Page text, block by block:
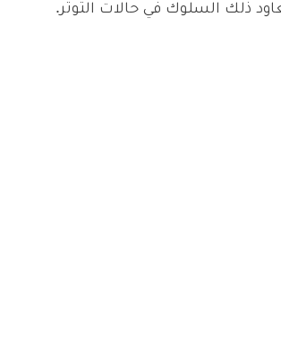
ذلك السلوك في حالات التوتر.